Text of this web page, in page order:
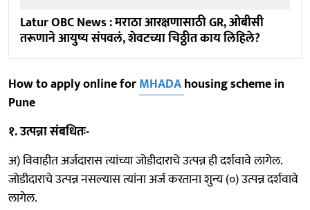
Latur OBC News : मराठा आरक्षणासाठी GR, ओबीसी
तरूणाने आयुष्य संपवलं, शेवटच्या चिठ्ठीत काय लिहिले?
How to apply online forMHADAhousing scheme in
Pune
१. उत्पन्ना संबधितः-
अ) विवाहीत अर्जदारास त्यांच्या जोडीदाराचे उत्पन्न ही दर्शवावे लागेल.
जोडीदाराचे उत्पन्न नसल्यास त्यांना अर्ज करताना शुन्य (०) उत्पन्न दर्शवावे
लागेल.